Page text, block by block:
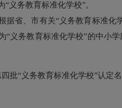
义务教育标准化学校”。
省、市有关“义务教育标准化
“义务教育标准化学校”的中小
批“义务教育标准化学校”认定